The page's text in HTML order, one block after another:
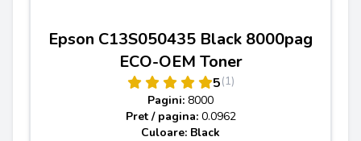
Epson C13S050435 Black 8000pag
ECO-OEM Toner
5(1)
Pagini: 8000
Pret / pagina: 0.0962
Culoare: Black